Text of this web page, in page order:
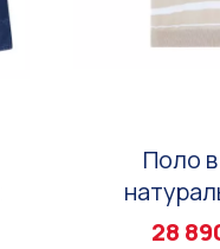
Поло
28